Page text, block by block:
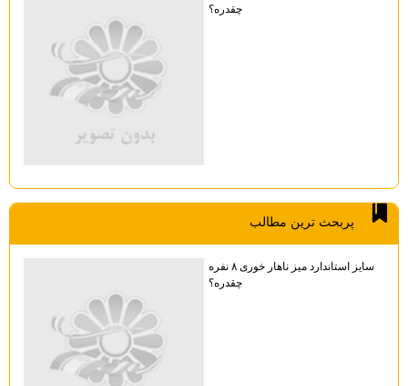
چقدره؟
پربحث ترين مطالب
سایز استاندارد میز ناهار خوری ۸ نفره
چقدره؟